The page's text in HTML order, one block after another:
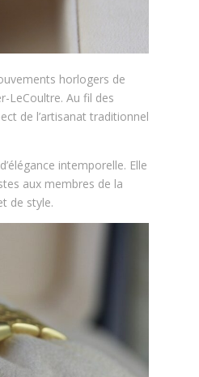
horlogers de
LeCoultre. Au fil des
de l’artisanat traditionnel
intemporelle. Elle
aux membres de la
de style.